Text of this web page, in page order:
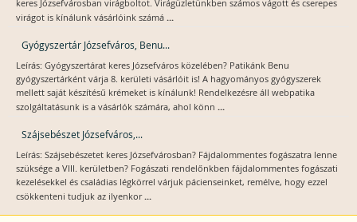
keres Józsefvárosban virágboltot. Virágüzletünkben számos vágott és cserepes
virágot is kínálunk vásárlóink számá ...
Gyógyszertár Józsefváros, Benu...
Leírás: Gyógyszertárat keres Józsefváros közelében? Patikánk Benu
gyógyszertárként várja 8. kerületi vásárlóit is! A hagyományos gyógyszerek
mellett saját készítésű krémeket is kínálunk! Rendelkezésre áll webpatika
szolgáltatásunk is a vásárlók számára, ahol könn ...
Szájsebészet Józsefváros,...
Leírás: Szájsebészetet keres Józsefvárosban? Fájdalommentes fogászatra lenne
szüksége a VIII. kerületben? Fogászati rendelőnkben fájdalommentes fogászati
kezelésekkel és családias légkörrel várjuk pácienseinket, remélve, hogy ezzel
csökkenteni tudjuk az ilyenkor...